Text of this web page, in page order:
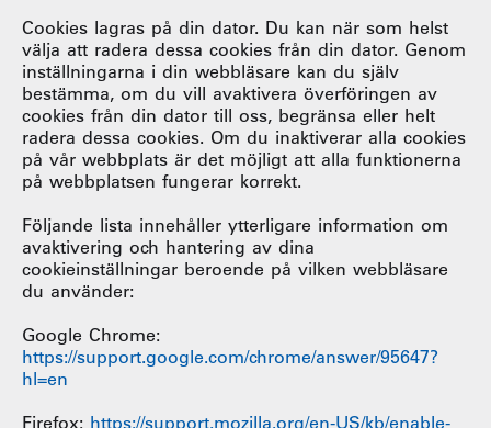
Cookies lagras på din dator. Du kan när som helst
välja att radera dessa cookies från din dator. Genom
inställningarna i din webbläsare kan du själv
bestämma, om du vill avaktivera överföringen av
cookies från din dator till oss, begränsa eller helt
radera dessa cookies. Om du inaktiverar alla cookies
på vår webbplats är det möjligt att alla funktionerna
på webbplatsen fungerar korrekt.
Följande lista innehåller ytterligare information om
avaktivering och hantering av dina
cookieinställningar beroende på vilken webbläsare
du använder:
Google Chrome:
https://support.google.com/chrome/answer/95647?
hl=en
Firefox: https://support.mozilla.org/en-US/kb/enable-